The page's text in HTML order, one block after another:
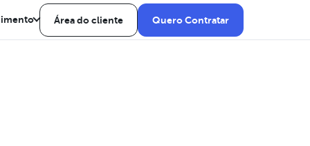
Área do cliente Quero Contratar